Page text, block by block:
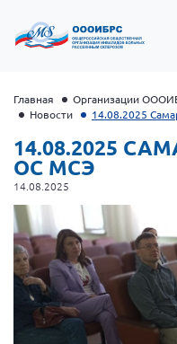
Президент Власов
Первый вице-
Главная Организации
Новости
14.08.2025
14.08.2025
ОС МСЭ
14.08.2025